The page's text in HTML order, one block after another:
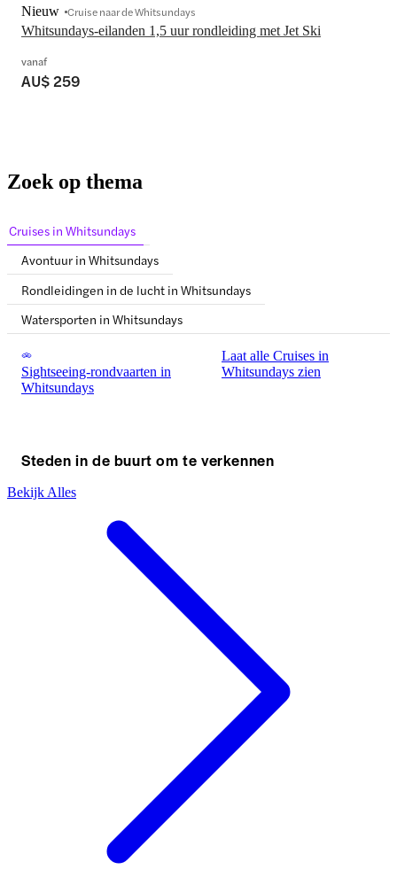
Whitsundays-eilanden 1,5 uur rondleiding met Jet Ski
Nieuw Cruise naar de Whitsundays
vanaf
AU$ 259
Zoek op thema
Cruises in Whitsundays
Avontuur in Whitsundays
Rondleidingen in de lucht in Whitsundays
Watersporten in Whitsundays
Sightseeing-rondvaarten in
Whitsundays
Laat alle Cruises in
Whitsundays zien
Steden in de buurt om te verkennen
Bekijk Alles